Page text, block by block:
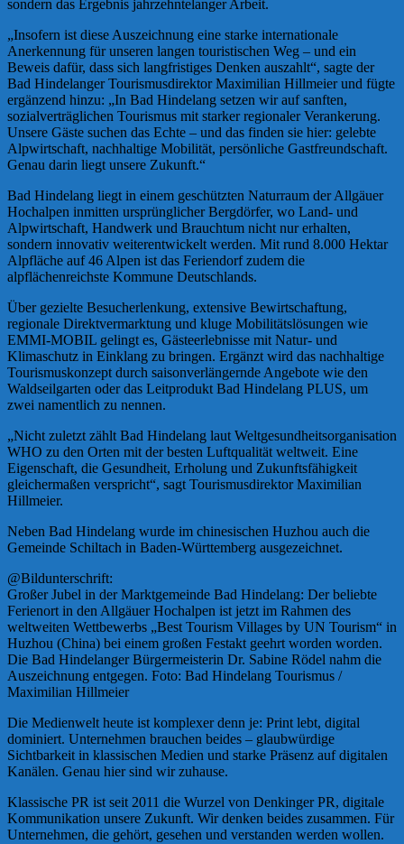
sondern das Ergebnis jahrzehntelanger Arbeit.
„Insofern ist diese Auszeichnung eine starke internationale
Anerkennung für unseren langen touristischen Weg – und ein
Beweis dafür, dass sich langfristiges Denken auszahlt“, sagte der
Bad Hindelanger Tourismusdirektor Maximilian Hillmeier und fügte
ergänzend hinzu: „In Bad Hindelang setzen wir auf sanften,
sozialverträglichen Tourismus mit starker regionaler Verankerung.
Unsere Gäste suchen das Echte – und das finden sie hier: gelebte
Alpwirtschaft, nachhaltige Mobilität, persönliche Gastfreundschaft.
Genau darin liegt unsere Zukunft.“
Bad Hindelang liegt in einem geschützten Naturraum der Allgäuer
Hochalpen inmitten ursprünglicher Bergdörfer, wo Land- und
Alpwirtschaft, Handwerk und Brauchtum nicht nur erhalten,
sondern innovativ weiterentwickelt werden. Mit rund 8.000 Hektar
Alpfläche auf 46 Alpen ist das Feriendorf zudem die
alpflächenreichste Kommune Deutschlands.
Über gezielte Besucherlenkung, extensive Bewirtschaftung,
regionale Direktvermarktung und kluge Mobilitätslösungen wie
EMMI-MOBIL gelingt es, Gästeerlebnisse mit Natur- und
Klimaschutz in Einklang zu bringen. Ergänzt wird das nachhaltige
Tourismuskonzept durch saisonverlängernde Angebote wie den
Waldseilgarten oder das Leitprodukt Bad Hindelang PLUS, um
zwei namentlich zu nennen.
„Nicht zuletzt zählt Bad Hindelang laut Weltgesundheitsorganisation
WHO zu den Orten mit der besten Luftqualität weltweit. Eine
Eigenschaft, die Gesundheit, Erholung und Zukunftsfähigkeit
gleichermaßen verspricht“, sagt Tourismusdirektor Maximilian
Hillmeier.
Neben Bad Hindelang wurde im chinesischen Huzhou auch die
Gemeinde Schiltach in Baden-Württemberg ausgezeichnet.
@Bildunterschrift:
Großer Jubel in der Marktgemeinde Bad Hindelang: Der beliebte
Ferienort in den Allgäuer Hochalpen ist jetzt im Rahmen des
weltweiten Wettbewerbs „Best Tourism Villages by UN Tourism“ in
Huzhou (China) bei einem großen Festakt geehrt worden worden.
Die Bad Hindelanger Bürgermeisterin Dr. Sabine Rödel nahm die
Auszeichnung entgegen. Foto: Bad Hindelang Tourismus /
Maximilian Hillmeier
Die Medienwelt heute ist komplexer denn je: Print lebt, digital
dominiert. Unternehmen brauchen beides – glaubwürdige
Sichtbarkeit in klassischen Medien und starke Präsenz auf digitalen
Kanälen. Genau hier sind wir zuhause.
Klassische PR ist seit 2011 die Wurzel von Denkinger PR, digitale
Kommunikation unsere Zukunft. Wir denken beides zusammen. Für
Unternehmen, die gehört, gesehen und verstanden werden wollen.